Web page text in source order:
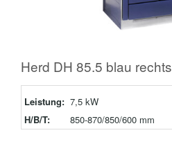
Herd DH 85.5 blau rechts
Leistung: 7,5 kW
H/B/T:
850-870/850/600 mm